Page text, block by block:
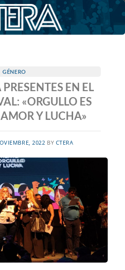
GÉNERO
EN EL
«ORGULLO ES
Y LUCHA»
2022 BY CTERA